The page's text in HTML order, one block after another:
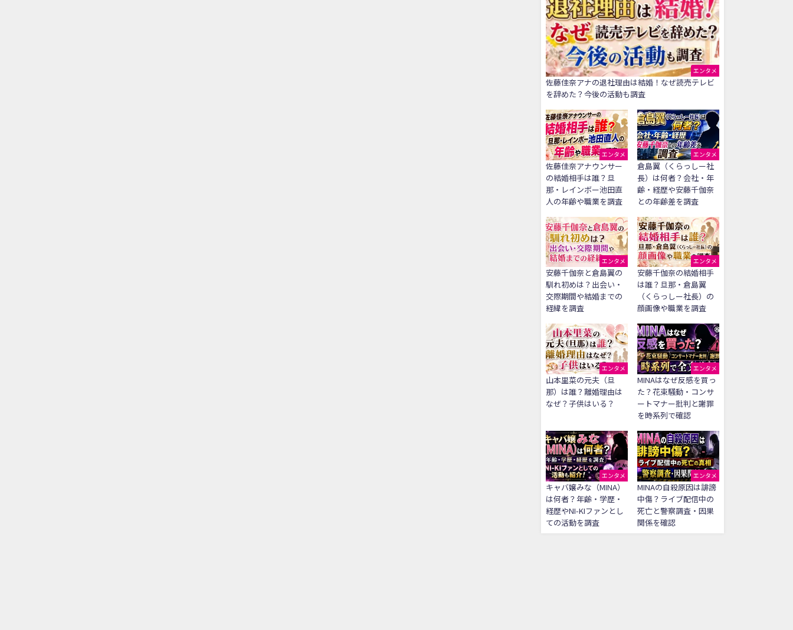
エンタメ
佐藤佳奈アナの退社理由は結婚！なぜ読売テレビ
を辞めた？今後の活動も調査
エンタメ
佐藤佳奈アナウンサー
の結婚相手は誰？旦
那・レインボー池田直
人の年齢や職業を調査
エンタメ
倉島翼（くらっしー社
長）は何者？会社・年
齢・経歴や安藤千伽奈
との年齢差を調査
エンタメ
安藤千伽奈と倉島翼の
馴れ初めは？出会い・
交際期間や結婚までの
経緯を調査
エンタメ
安藤千伽奈の結婚相手
は誰？旦那・倉島翼
（くらっしー社長）の
顔画像や職業を調査
エンタメ
山本里菜の元夫（旦
那）は誰？離婚理由は
なぜ？子供はいる？
エンタメ
MINAはなぜ反感を買っ
た？花束騒動・コンサ
ートマナー批判と謝罪
を時系列で確認
エンタメ
キャバ嬢みな（MINA）
は何者？年齢・学歴・
経歴やNI-KIファンとし
ての活動を調査
エンタメ
MINAの自殺原因は誹謗
中傷？ライブ配信中の
死亡と警察調査・因果
関係を確認